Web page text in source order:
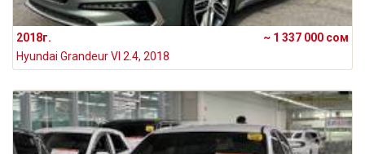
2018г.
~ 1 337 000 сом
Hyundai Grandeur VI 2.4, 2018